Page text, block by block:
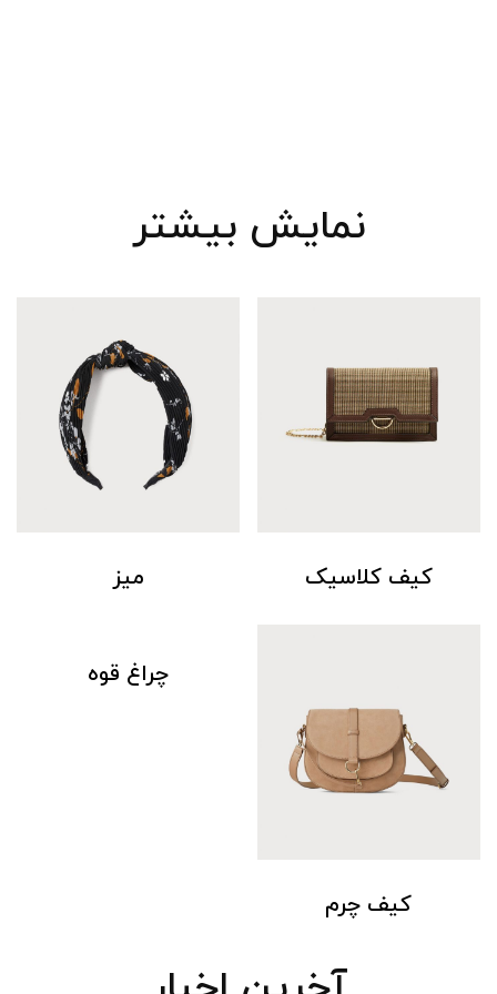
نمایش بیشتر
کیف کلاسیک
کیف چرم
میز
چراغ قوه